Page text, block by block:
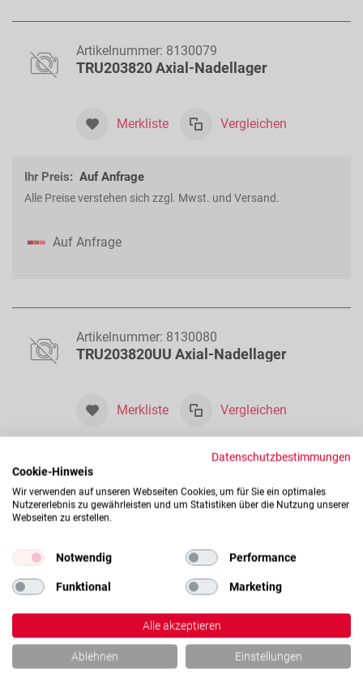
Artikelnummer: 8130079
TRU203820 Axial-Nadellager
Merkliste Vergleichen
Ihr Preis: Auf Anfrage
Alle Preise verstehen sich zzgl. Mwst. und Versand.
Auf Anfrage
Artikelnummer: 8130080
TRU203820UU Axial-Nadellager
Merkliste Vergleichen
Artikelnummer: 8130081
TRU203825 Axial-Nadellager
Datenschutzbestimmungen
Cookie-Hinweis
Wir verwenden auf unseren Webseiten Cookies, um für Sie ein optimales
Nutzererlebnis zu gewährleisten und um Statistiken über die Nutzung unserer
Webseiten zu erstellen.
Notwendig Performance
Funktional Marketing
Alle akzeptieren
Ablehnen Einstellungen